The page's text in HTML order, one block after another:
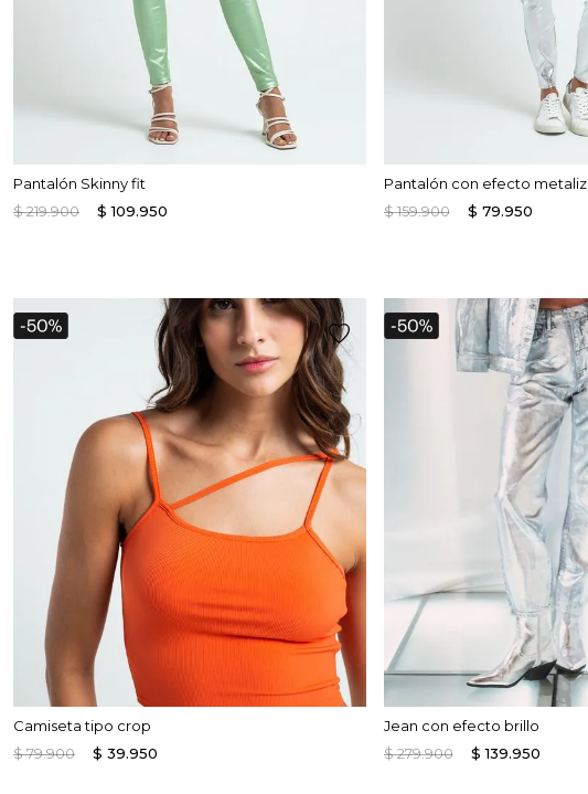
Pantalón Skinny fit
$219.900 $ 109.950
Pantalón con efecto
$159.900 $ 79.950
Camiseta tipo crop
$79.900 $ 39.950
Jean con efecto brillo
$279.900 $ 139.950